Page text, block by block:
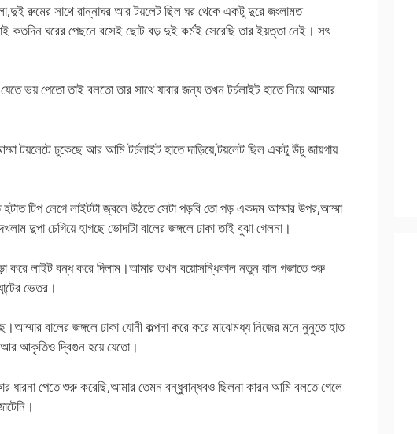
রুমের সাথে রান্নাঘর আর টয়লেট ছিল ঘর থেকে একটু দুরে জংলামত
কতদিন ঘরের পেছনে বসেই ছোট বড় দুই কর্মই সেরেছি তার ইয়ত্তা নেই। সৎ
ভয় পেতো তাই বলতো তার সাথে যাবার জন্য তখন টর্চলাইট হাতে নিয়ে আম্মার
টয়লেটে ঢুকেছে আর আমি টর্চলাইট হাতে দাড়িয়ে,টয়লেট ছিল একটু উঁচু জায়গায়
হটাত টিপ লেগে লাইটটা জ্বলে উঠতে সেটা পড়বি তো পড় একদম আম্মার উপর,আম্মা
দুপা চেগিয়ে হাগছে ভোদাটা বালের জঙ্গলে ঢাকা তাই বুঝা গেলনা।
করে লাইট বন্ধ করে দিলাম।আমার তখন বয়োসন্ধিকাল নতুন বাল গজাতে শুরু
ভেতর।
বালের জঙ্গলে ঢাকা যোনী কল্পনা করে করে মাঝেমধ্য নিজের মনে নুনুতে হাত
আকৃতিও দ্বিগুন হয়ে যেতো।
ধারনা পেতে শুরু করেছি,আমার তেমন বন্ধুবান্ধবও ছিলনা কারন আমি বলতে গেলে